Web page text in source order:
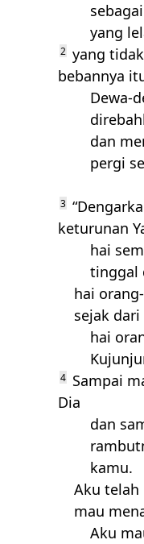
yang
2 yang
bebannya
Dewa-
dan
pergi
3
keturunan
hai
tinggal
hai
sejak
hai
4 Sampai
Dia
dan
kamu.
Aku telah
mau
Aku